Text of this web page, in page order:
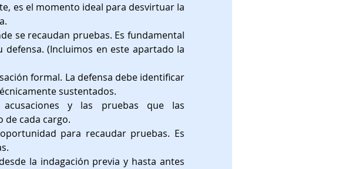
es el momento ideal para desvirtuar la
se recaudan pruebas. Es fundamental
(Incluimos en este apartado la
formal. La defensa debe identificar
sustentados.
y las pruebas que las
cada cargo.
para recaudar pruebas. Es
la indagación previa y hasta antes